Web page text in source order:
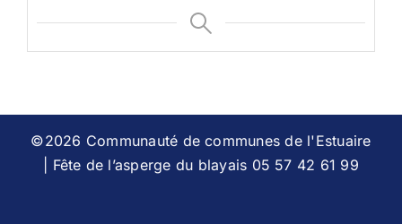
©2026 Communauté de communes de l'Estuaire
| Fête de l’asperge du blayais 05 57 42 61 99